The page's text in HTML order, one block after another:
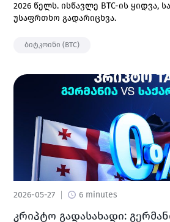
2026 წელს. ისწავლე BTC-ის ყიდვა,
უსაფრთხო გადარიცხვა.
ბიტკოინი (BTC)
2026-05-27 6 minutes
კრიპტო გადასახადი: